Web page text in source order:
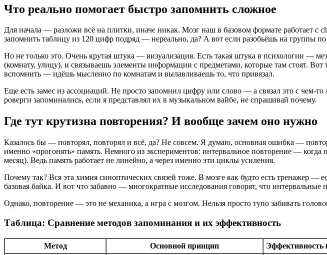
Что реально помогает быстро запомнить сложное
Для начала — разложи всё на плитки, иначе никак. Мозг наш в базовом формате работает
запомнить таблицу из 120 цифр подряд — нереально, да? А вот если разобьёшь на группы
Но не только это. Очень крутая штука — визуализация. Есть такая штука в психологии —
(комнату, улицу), и связываешь элементы информации с предметами, которые там стоят.
вспомнить — идёшь мысленно по комнатам и вылавливаешь то, что привязал.
Еще есть замес из ассоциаций. Не просто запомнил цифру или слово — а связал это с
роверги запоминались, если я представлял их в музыкальном вайбе, не спрашивай почему.
Где тут крутизна повторения? И вообще зачем оно нужно
Казалось бы — повторял, повторял и всё, да? Не совсем. Я думаю, основная ошибка —
именно «прогонять» память. Немного из экспериментов: интервальное повторение —
месяц). Ведь память работает не линейно, а через именно эти циклы усиления.
Почему так? Вся эта химия синоптических связей тоже. В мозге как будто есть тренажер —
базовая байка. И вот что забавно — многократные исследования говорят, что
Однако, повторение — это не механика, а игра с мозгом. Нельзя просто тупо забивать
Таблица: Сравнение методов запоминания и их эффективность
Метод Основной принцип Эффективность